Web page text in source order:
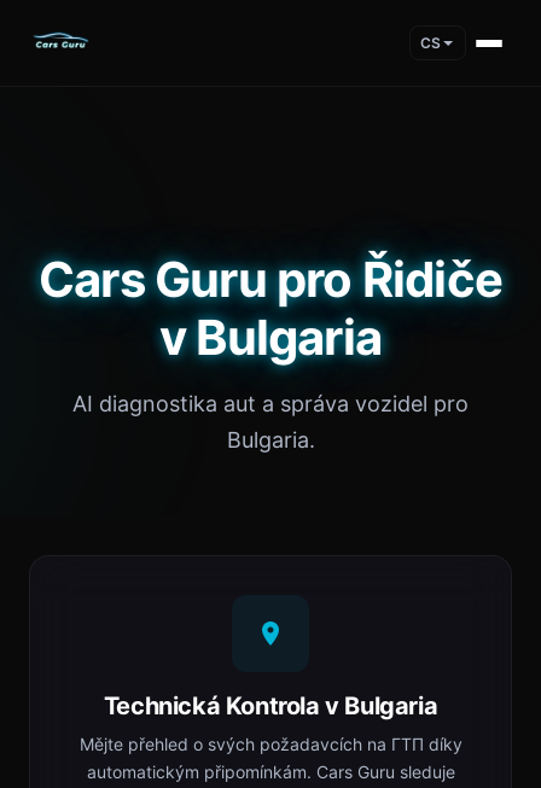
CS
Cars Guru pro Řidiče
v Bulgaria
AI diagnostika aut a správa vozidel pro
Bulgaria.
Technická Kontrola v Bulgaria
Mějte přehled o svých požadavcích na ГТП díky
automatickým připomínkám. Cars Guru sleduje